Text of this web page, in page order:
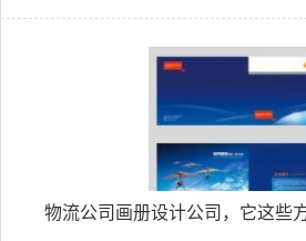
常不错 2、头部空间缩小：当一般人拍摄快照
上方留有太多空间，这是大多数业余爱好者常犯
物流公司画册设计公司，它这些